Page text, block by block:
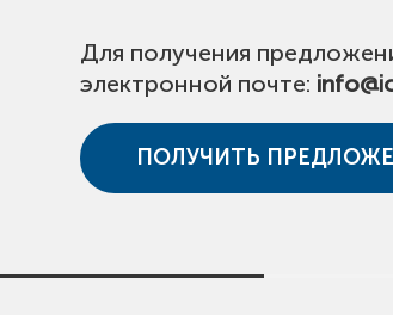
Для получения
электронной почте:
ПОЛУЧИТЬ